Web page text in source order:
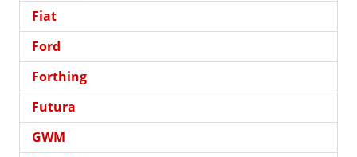
Fiat
Ford
Forthing
Futura
GWM